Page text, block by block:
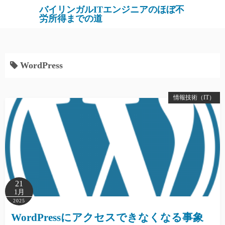
バイリンガルITエンジニアのほぼ不
労所得までの道
WordPress
情報技術（IT）
21
1月
2025
WordPressにアクセスできなくなる事象